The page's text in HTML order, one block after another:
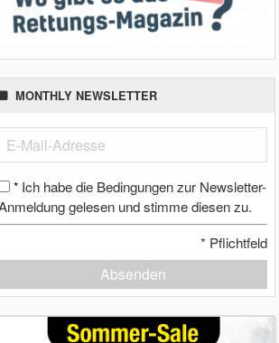
MONTHLY NEWSLETTER
* Ich habe die Bedingungen zur Newsletter-
gelesen und stimme diesen zu.
* Pflichtfeld
Absenden